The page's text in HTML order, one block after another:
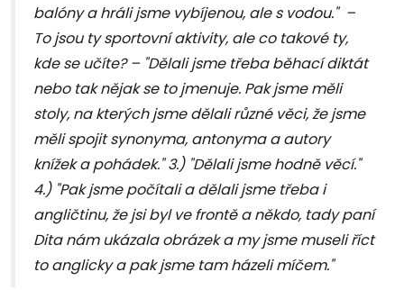
balóny a hráli jsme vybíjenou, ale s vodou." –
To jsou ty sportovní aktivity, ale co takové ty,
kde se učíte? – "Dělali jsme třeba běhací diktát
nebo tak nějak se to jmenuje. Pak jsme měli
stoly, na kterých jsme dělali různé věci, že jsme
měli spojit synonyma, antonyma a autory
knížek a pohádek." 3.) "Dělali jsme hodně věcí."
4.) "Pak jsme počítali a dělali jsme třeba i
angličtinu, že jsi byl ve frontě a někdo, tady paní
Dita nám ukázala obrázek a my jsme museli říct
to anglicky a pak jsme tam házeli míčem."